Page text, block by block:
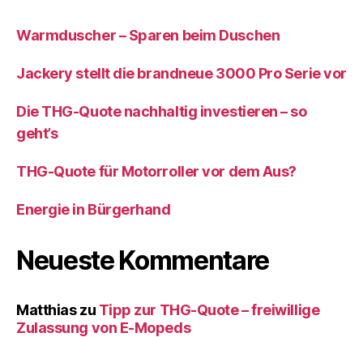
Warmduscher – Sparen beim Duschen
Jackery stellt die brandneue 3000 Pro Serie vor
Die THG-Quote nachhaltig investieren – so
geht’s
THG-Quote für Motorroller vor dem Aus?
Energie in Bürgerhand
Neueste Kommentare
Matthiaszu Tipp zur THG-Quote – freiwillige
Zulassung von E-Mopeds